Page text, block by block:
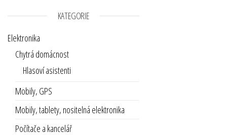
KATEGORIE
Elektronika
Chytrá domácnost
Hlasoví asistenti
Mobily, GPS
Mobily, tablety, nositelná elektronika
Počítače a kancelář